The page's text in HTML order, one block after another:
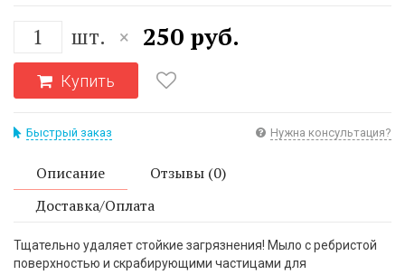
шт. × 250 руб.
Купить
Быстрый заказ Нужна консультация?
Описание
Отзывы (0)
Доставка/Оплата
Тщательно удаляет стойкие загрязнения! Мыло с ребристой
поверхностью и скрабирующими частицами для